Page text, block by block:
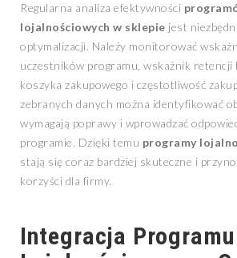
Regularna analiza efektywności
lojalnościowych w sklepie jest
optymalizacji. Należy monitorować
uczestników programu, wskaźnik
koszyka zakupowego i częstotliwość
zebranych danych można identyfikować
wymagają poprawy i wprowadzać
programie. Dzięki temu programy
stają się coraz bardziej skuteczne i
korzyści dla firmy.
Integracja Programu